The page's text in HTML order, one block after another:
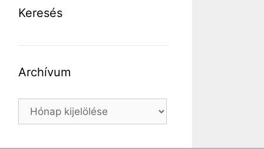
Keresés
Archívum
Archívum